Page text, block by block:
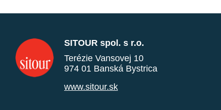
SITOUR spol. s r.o.
Terézie Vansovej 10
974 01 Banská Bystrica
www.sitour.sk